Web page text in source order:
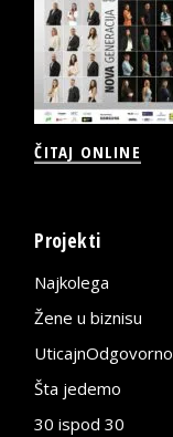
ČITAJ ONLINE
Projekti
Najkolega
Žene u biznisu
UticajnOdgovorno
Šta jedemo
30 ispod 30